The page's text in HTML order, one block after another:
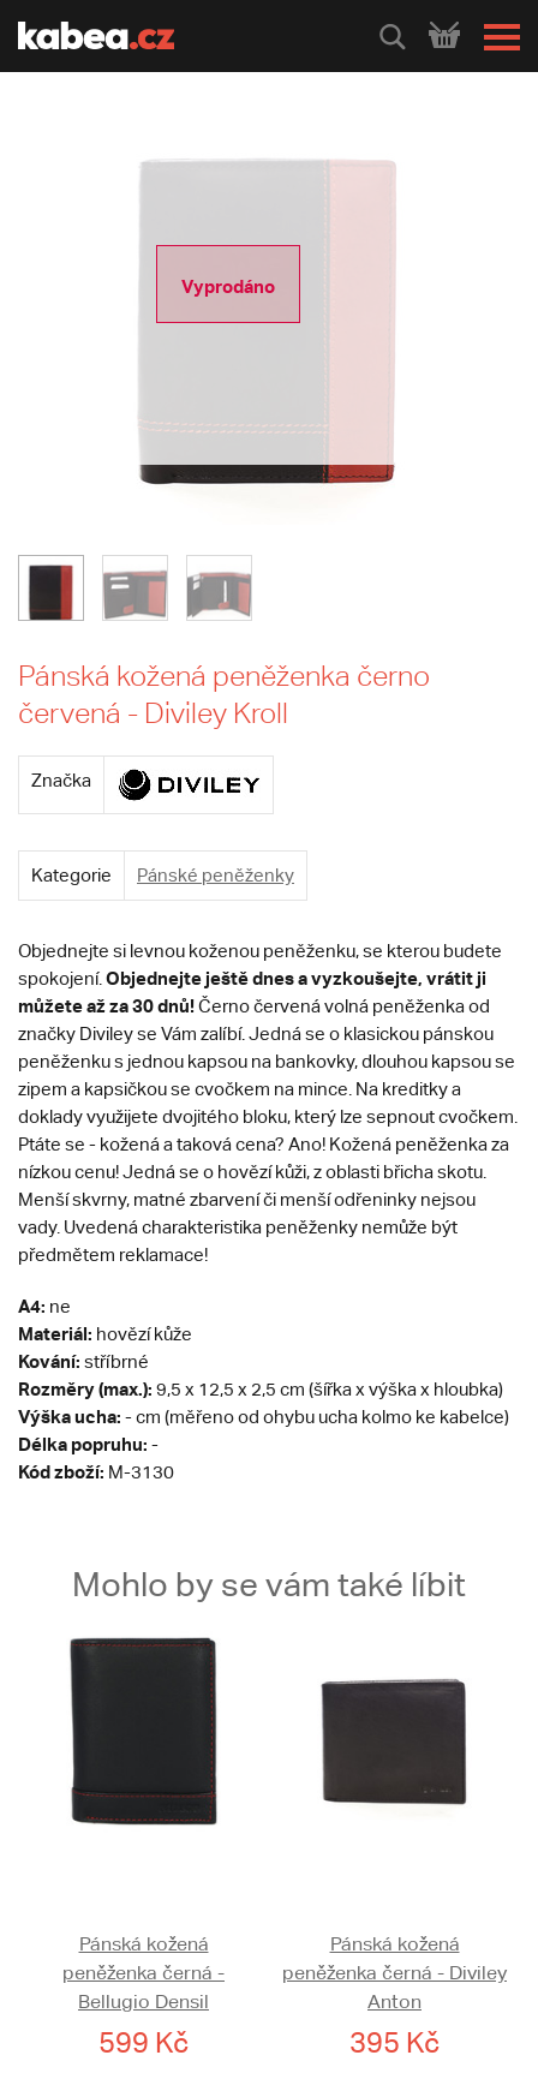
HLEDEJ
Vyprodáno
Pánská kožená peněženka černo
červená - Diviley Kroll
Značka
Kategorie Pánské peněženky
Objednejte si levnou koženou peněženku, se kterou budete
spokojení. Objednejte ještě dnes a vyzkoušejte, vrátit ji
můžete až za 30 dnů!Černo červená volná peněženka od
značky Diviley se Vám zalíbí. Jedná se o klasickou pánskou
peněženku s jednou kapsou na bankovky, dlouhou kapsou se
zipem a kapsičkou se cvočkem na mince. Na kreditky a
doklady využijete dvojitého bloku, který lze sepnout cvočkem.
Ptáte se - kožená a taková cena? Ano! Kožená peněženka za
nízkou cenu! Jedná se o hovězí kůži, z oblasti břicha skotu.
Menší skvrny, matné zbarvení či menší odřeninky nejsou
vady. Uvedená charakteristika peněženky nemůže být
předmětem reklamace!
A4: ne
Materiál: hovězí kůže
Kování: stříbrné
Rozměry (max.): 9,5 x 12,5 x 2,5 cm (šířka x výška x hloubka)
Výška ucha: - cm (měřeno od ohybu ucha kolmo ke kabelce)
Délka popruhu: -
Kód zboží: M-3130
Mohlo by se vám také líbit
Pánská kožená
peněženka černá -
Bellugio Densil
599 Kč
Pánská kožená
peněženka černá - Diviley
Anton
395 Kč